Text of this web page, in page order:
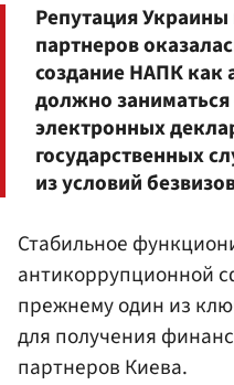
Репутация Украины
партнеров
создание НАПК как
должно
электронных
государственных
из условий
Стабильное
антикоррупционной
прежнему один из
для получения
партнеров Киева.